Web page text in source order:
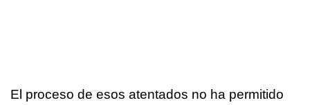
El proceso de esos atentados no ha permitido